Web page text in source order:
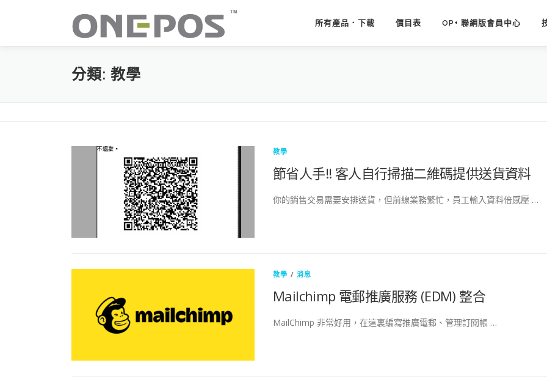
要
所有產品．下載 價目表 OP+ 聯網版會員中心
分類: 教學
教學
節省人手!! 客人自行掃描二維碼提供送貨資料
你的銷售交易需要安排送貨，但前線業務繁忙，員工輸入資料倍感壓 …
教學 /消息
Mailchimp 電郵推廣服務 (EDM) 整合
MailChimp 非常好用，在這裏編寫推廣電郵、管理訂閱帳 …